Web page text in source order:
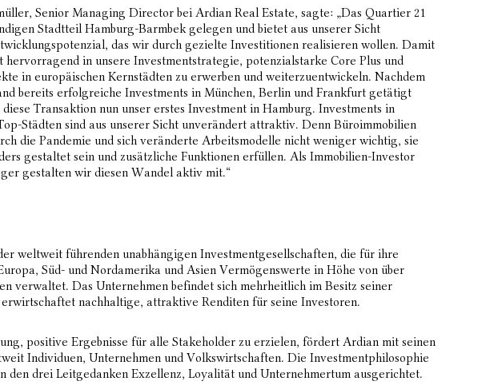
Senior Managing Director bei Ardian Real Estate, sagte: „Das Quartier 21
Stadtteil Hamburg-Barmbek gelegen und bietet aus unserer Sicht
das wir durch gezielte Investitionen realisieren wollen. Damit
hervorragend in unsere Investmentstrategie, potenzialstarke Core Plus und
in europäischen Kernstädten zu erwerben und weiterzuentwickeln. Nachdem
bereits erfolgreiche Investments in München, Berlin und Frankfurt getätigt
Transaktion nun unser erstes Investment in Hamburg. Investments in
Städten sind aus unserer Sicht unverändert attraktiv. Denn Büroimmobilien
die Pandemie und sich veränderte Arbeitsmodelle nicht weniger wichtig, sie
gestaltet sein und zusätzliche Funktionen erfüllen. Als Immobilien-Investor
gestalten wir diesen Wandel aktiv mit.“
weltweit führenden unabhängigen Investmentgesellschaften, die für ihre
Süd- und Nordamerika und Asien Vermögenswerte in Höhe von über
verwaltet. Das Unternehmen befindet sich mehrheitlich im Besitz seiner
nachhaltige, attraktive Renditen für seine Investoren.
positive Ergebnisse für alle Stakeholder zu erzielen, fördert Ardian mit seinen
Individuen, Unternehmen und Volkswirtschaften. Die Investmentphilosophie
den drei Leitgedanken Exzellenz, Loyalität und Unternehmertum ausgerichtet.